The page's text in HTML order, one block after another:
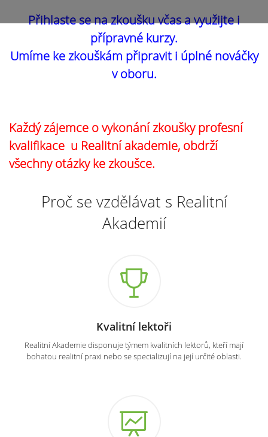
Přihlaste se na zkoušku včas a využijte i
přípravné kurzy.
Umíme ke zkouškám připravit i úplné nováčky
v oboru.
Každý zájemce o vykonání zkoušky profesní
kvalifikace u Realitní akademie, obdrží
všechny otázky ke zkoušce.
Proč se vzdělávat s Realitní
Akademií
Kvalitní lektoři
Realitní Akademie disponuje týmem kvalitních lektorů, kteří mají
bohatou realitní praxi nebo se specializují na její určité oblasti.